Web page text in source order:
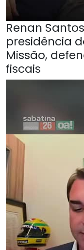
Renan
presidência
Missão,
fiscais